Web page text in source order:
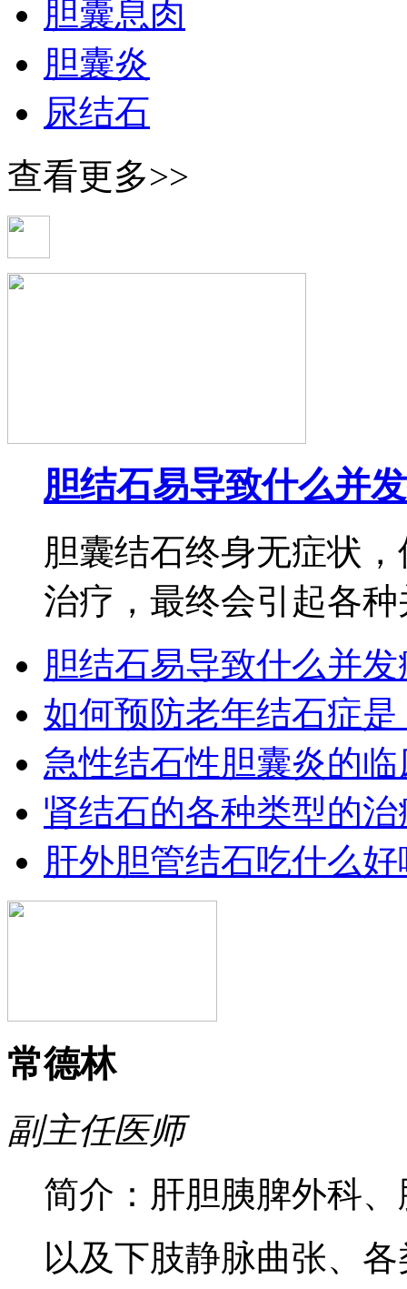
胆囊息肉
胆囊炎
尿结石
查看更多>>
胆结石易导致什么并
胆囊结石终身无症状
治疗，最终会引起各种
胆结石易导致什么并
如何预防老年结石症是
急性结石性胆囊炎的
肾结石的各种类型的
肝外胆管结石吃什么好
常德林
副主任医师
简介：肝胆胰脾外科
以及下肢静脉曲张、各